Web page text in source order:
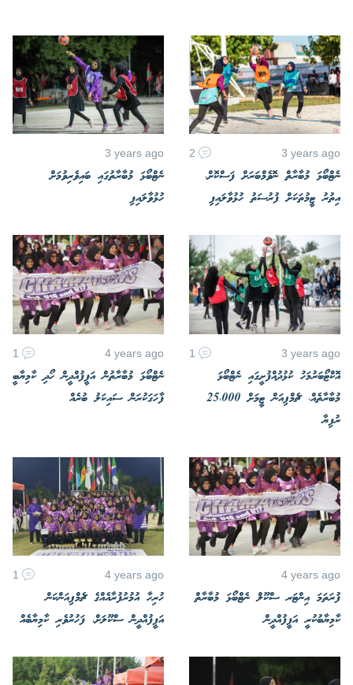
3 years ago
2
ނެޓްބޯޅަ މުބާރާތް ނޮވެމްބަރަށް ފަސްކޮށް،
އިތުރު ޓީމުތަކަށް ފުރުސަތު ހުޅުވާލައިފި
3 years ago
ނެޓްބޯޅަ މުބާރާތުގައި ބައިވެރިވުމަށް
ހުޅުވާލައިފި
3 years ago
1
އޮކްޓޯބަރުމަހު ކުޅުދުއްފުށީގައި ނެޓްބޯޅަ
މުބާރާތެއް، ޗެމްޕިއަން ޓީމަށް 25،000
ރުފިޔާ
4 years ago
1
ނެޓްބޯޅަ މުބާރާތުން އަފީފުއްދީން ހޯދި ކާމިޔާބީ
ފާހަގަކުރަން ސައިކަލު ބުރެއް
4 years ago
ފުރަތަމަ އިންޓަރ ސްކޫލް ނެޓްބޯޅަ މުބާރާތް
ކާމިޔާބުކުރީ އަފީފުއްދީން
4 years ago
1
ހުރިހާ އުމުރުފުރާއެއްގެ ޗެމްޕިއަންކަން
އަފީފުއްދީން ސްކޫލަށް، ފަހުރުވެރި ކާމިޔާބެއް